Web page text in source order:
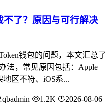
不了？原因与可行解决
钱包的问题，本文汇总了
法，常见原因包括：Apple
地区不符、iOS系...
qbadmin 1.2K 2026-08-06